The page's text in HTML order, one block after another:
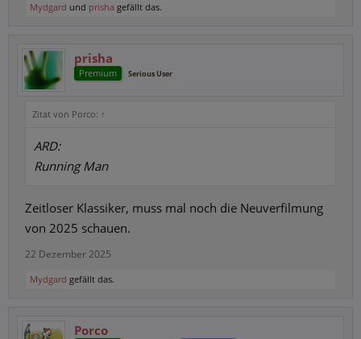
Mydgard und prisha gefällt das.
prisha
Premium Serious User
Zitat von Porco: ↑
ARD:
Running Man
Zeitloser Klassiker, muss mal noch die Neuverfilmung
von 2025 schauen.
22 Dezember 2025
Mydgard gefällt das.
Porco